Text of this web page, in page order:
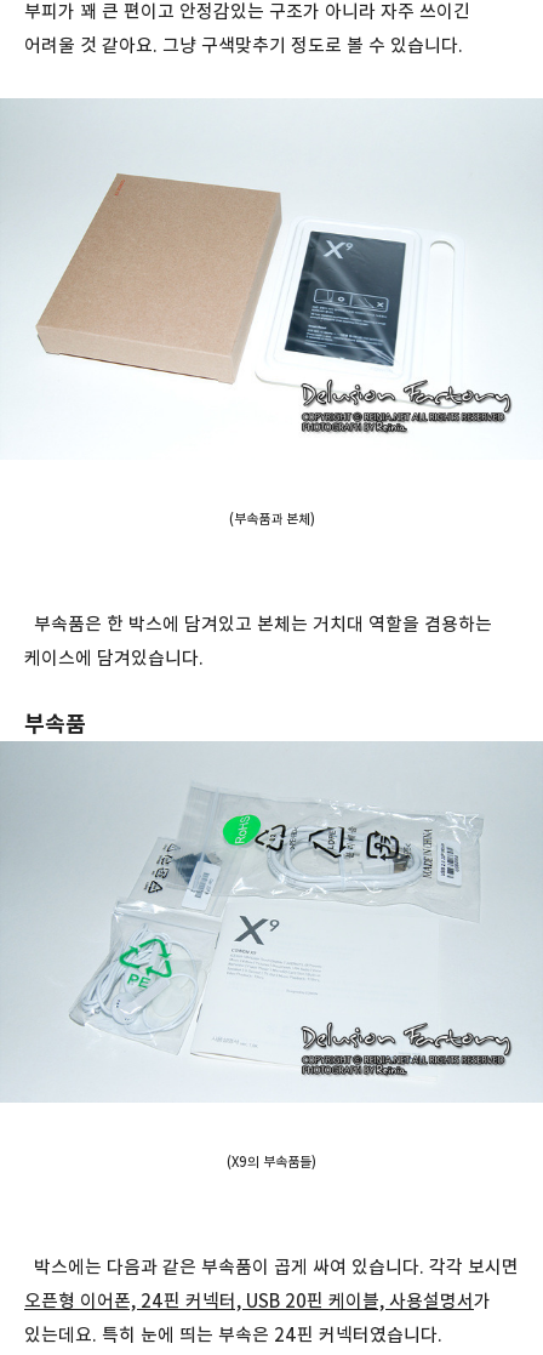
부피가 꽤 큰 편이고 안정감있는 구조가 아니라 자주 쓰이긴
어려울 것 같아요. 그냥 구색맞추기 정도로 볼 수 있습니다.
(부속품과 본체)
부속품은 한 박스에 담겨있고 본체는 거치대 역할을 겸용하는
케이스에 담겨있습니다.
부속품
(X9의 부속품들)
박스에는 다음과 같은 부속품이 곱게 싸여 있습니다. 각각 보시면
오픈형 이어폰, 24핀 커넥터, USB 20핀 케이블, 사용설명서 가
있는데요. 특히 눈에 띄는 부속은 24핀 커넥터였습니다.